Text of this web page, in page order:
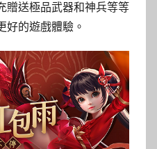
贈送極品武器和神兵等等
好的遊戲體驗。